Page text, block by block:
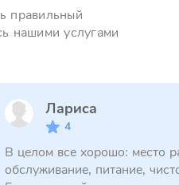
правильный
нашими услугами
Лариса
4
В целом все хорошо: место
обслуживание, питание,